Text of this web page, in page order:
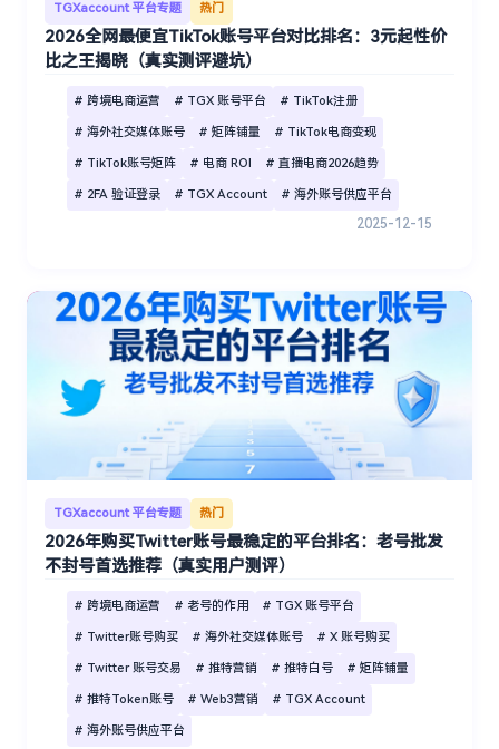
TGXaccount 平台专题 热门
2026全网最便宜TikTok账号平台对比排名：3元起性价
比之王揭晓（真实测评避坑）
# 跨境电商运营 # TGX 账号平台 # TikTok注册
# 海外社交媒体账号 # 矩阵铺量 # TikTok电商变现
# TikTok账号矩阵 # 电商 ROI # 直播电商2026趋势
# 2FA 验证登录 # TGX Account # 海外账号供应平台
2025-12-15
TGXaccount 平台专题 热门
2026年购买Twitter账号最稳定的平台排名：老号批发
不封号首选推荐（真实用户测评）
# 跨境电商运营 # 老号的作用 # TGX 账号平台
# Twitter账号购买 # 海外社交媒体账号 # X 账号购买
# Twitter 账号交易 # 推特营销 # 推特白号 # 矩阵铺量
# 推特Token账号 # Web3营销 # TGX Account
# 海外账号供应平台